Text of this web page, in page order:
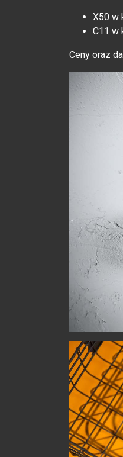
X50 w
C11 w
Ceny oraz